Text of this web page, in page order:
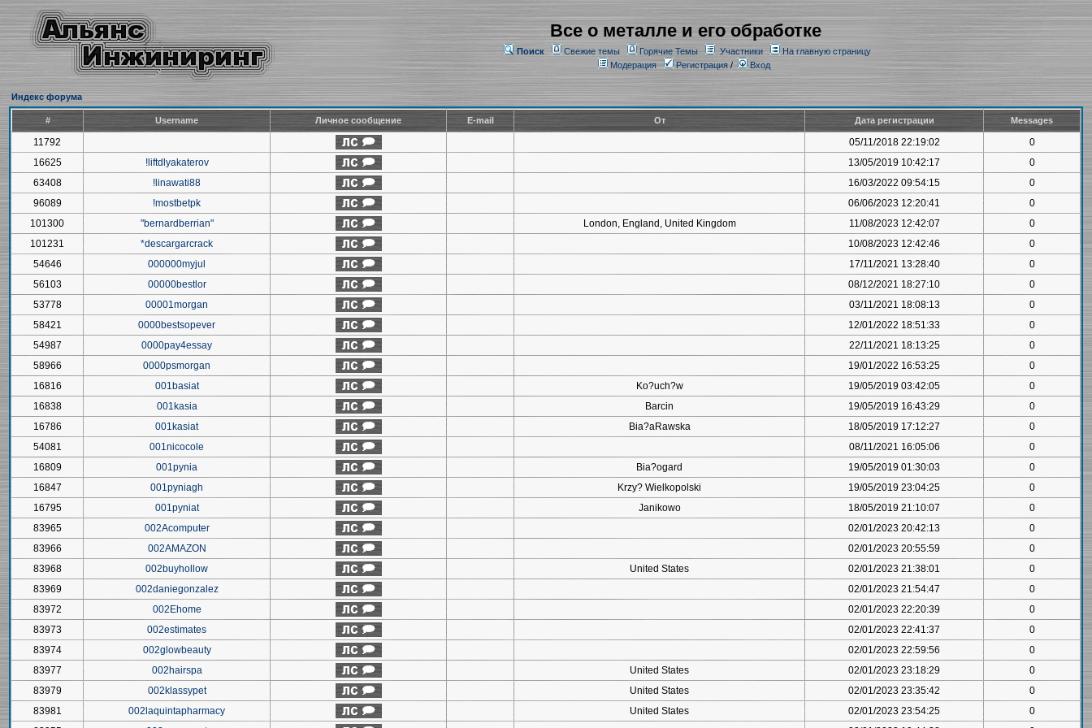
Все о металле и его обработке
Поиск Свежие темы Горячие Темы Участники
На главную страницу
Модерация
Регистрация/ Вход
Индекс форума
# Username Личное сообщение E-mail От Дата регистрации Messages
11792 05/11/2018 22:19:02
0
16625
!liftdlyakaterov 13/05/2019 10:42:17
0
63408
!linawati88 16/03/2022 09:54:15
0
96089
!mostbetpk 06/06/2023 12:20:41
0
101300
"bernardberrian" London, England, United Kingdom 11/08/2023 12:42:07
0
101231
*descargarcrack 10/08/2023 12:42:46
0
54646
000000myjul 17/11/2021 13:28:40
0
56103
00000bestlor 08/12/2021 18:27:10
0
53778
00001morgan 03/11/2021 18:08:13
0
58421
0000bestsopever 12/01/2022 18:51:33
0
54987
0000pay4essay 22/11/2021 18:13:25
0
58966
0000psmorgan 19/01/2022 16:53:25
0
16816
001basiat Ko?uch?w 19/05/2019 03:42:05
0
16838
001kasia Barcin 19/05/2019 16:43:29
0
16786
001kasiat Bia?aRawska 18/05/2019 17:12:27
0
54081
001nicocole 08/11/2021 16:05:06
0
16809
001pynia Bia?ogard 19/05/2019 01:30:03
0
16847
001pyniagh Krzy? Wielkopolski 19/05/2019 23:04:25
0
16795
001pyniat Janikowo 18/05/2019 21:10:07
0
83965
002Acomputer 02/01/2023 20:42:13
0
83966
002AMAZON 02/01/2023 20:55:59
0
83968
002buyhollow United States 02/01/2023 21:38:01
0
83969
002daniegonzalez 02/01/2023 21:54:47
0
83972
002Ehome 02/01/2023 22:20:39
0
83973
002estimates 02/01/2023 22:41:37
0
83974
002glowbeauty 02/01/2023 22:59:56
0
83977
002hairspa United States 02/01/2023 23:18:29
0
83979
002klassypet United States 02/01/2023 23:35:42
0
83981
002laquintapharmacy United States 02/01/2023 23:54:25
0